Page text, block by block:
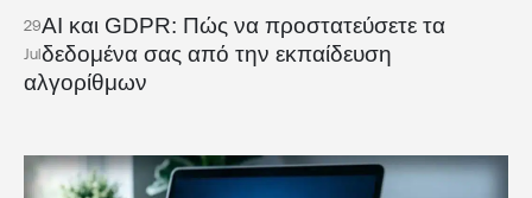
29
Jul
AI και GDPR: Πώς να προστατεύσετε τα
δεδομένα σας από την εκπαίδευση
αλγορίθμων